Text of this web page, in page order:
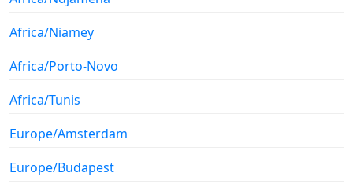
Africa/Niamey
Africa/Porto-Novo
Africa/Tunis
Europe/Amsterdam
Europe/Budapest